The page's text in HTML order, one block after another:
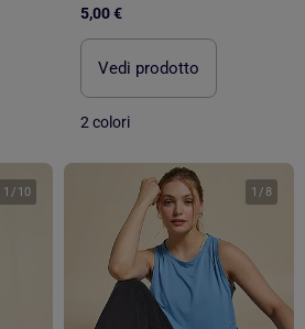
5,00 €
Vedi prodotto
2 colori
1 / 10 1 / 8